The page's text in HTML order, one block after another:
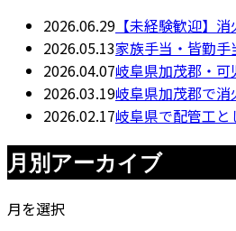
2026.06.29 【未経験歓迎】
2026.05.13家族手当・皆勤
2026.04.07岐阜県加茂郡・
2026.03.19岐阜県加茂郡で
2026.02.17岐阜県で配管工
月別アーカイブ
月を選択